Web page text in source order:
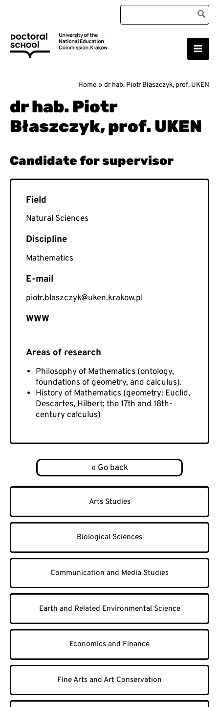
content
Search
for:
Main
Home dr hab. Piotr Błaszczyk, prof. UKEN
dr hab. Piotr
Błaszczyk, prof. UKEN
Natural Sciences
Mathematics
E-mail
piotr.blaszczyk@uken.krakow.pl
WWW
Philosophy of Mathematics (ontology,
foundations of geometry, and calculus).
History of Mathematics (geometry: Euclid,
Descartes, Hilbert; the 17th and 18th-
century calculus)
Arts Studies
Biological Sciences
Communication and Media Studies
Earth and Related Environmental Science
Economics and Finance
Fine Arts and Art Conservation